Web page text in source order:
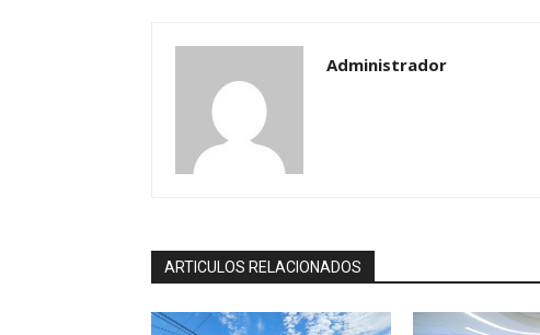
Administrador
ARTICULOS RELACIONADOS